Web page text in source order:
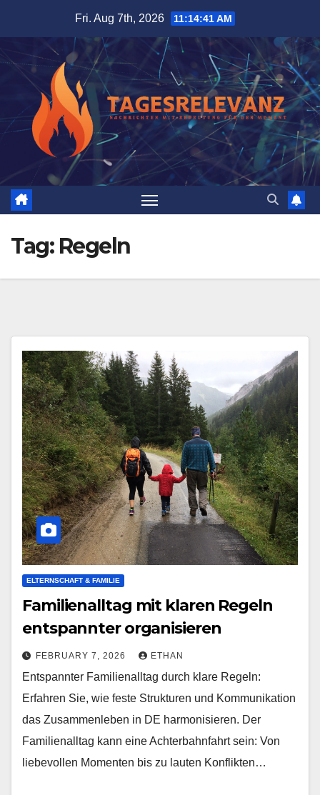
content
Fri. Aug 7th, 2026 11:14:42 AM
Tag: Regeln
ELTERNSCHAFT & FAMILIE
Familienalltag mit klaren Regeln
entspannter organisieren
FEBRUARY 7, 2026 ETHAN
Entspannter Familienalltag durch klare Regeln:
Erfahren Sie, wie feste Strukturen und Kommunikation
das Zusammenleben in DE harmonisieren. Der
Familienalltag kann eine Achterbahnfahrt sein: Von
liebevollen Momenten bis zu lauten Konflikten…